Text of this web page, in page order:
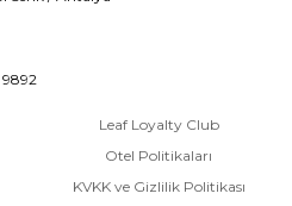
Leaf Loyalty Club
Otel Politikaları
KVKK ve Gizlilik Politikası